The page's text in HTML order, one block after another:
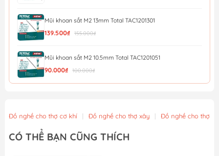
Mũi khoan sắt M2 13mm Total TAC1201301
139.500₫ 155.000₫
Mũi khoan sắt M2 10.5mm Total TAC1201051
90.000₫ 100.000₫
Khay đựng mũi khoan vặn vít bằng nhựa, có đế từ tính...
90.250₫
Đồ nghề cho thợ cơ khí | Đồ nghề cho thợ xây | Đồ nghề cho thợ
CÓ THỂ BẠN CŨNG THÍCH